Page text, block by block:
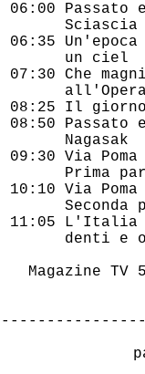
06:00
06:35
07:30 Che
08:25 Il
08:50 Passato
09:30 Via
10:10 Via
11:05
Magazine TV